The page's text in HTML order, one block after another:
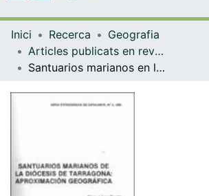
Navega per
Com publicar
Inici Recerca
Geografia
Articles publicats en revistes (Geografia)
Santuarios marianos en la diócesis de Tarragona: aproximación geográfica